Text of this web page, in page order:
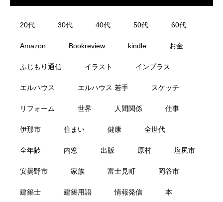
20代 30代 40代 50代 60代
Amazon Bookreview kindle お金
ふじもり通信 イラスト インプラス
エルハウス エルハウス 若手 スケッチ
リフォーム 世界 人間関係 仕事
伊那市 住まい 健康 全世代
全年齢 内窓 出版 原村 塩尻市
安曇野市 家族 富士見町 岡谷市
建築士 建築用語 情報発信 本